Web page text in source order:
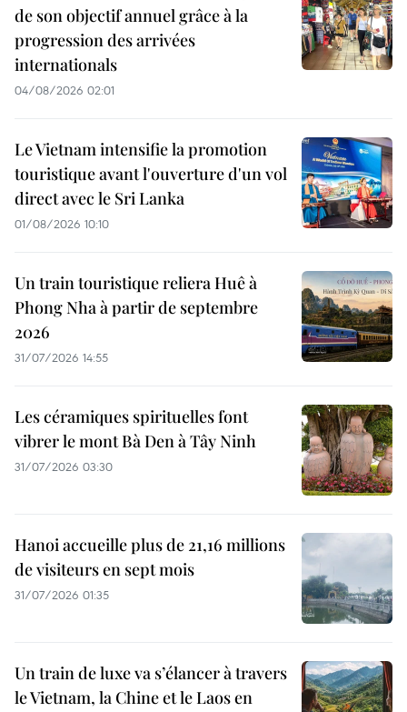
de son objectif annuel grâce à la
progression des arrivées
internationals
04/08/2026 02:01
Le Vietnam intensifie la promotion
touristique avant l'ouverture d'un vol
direct avec le Sri Lanka
01/08/2026 10:10
Un train touristique reliera Huê à
Phong Nha à partir de septembre
2026
31/07/2026 14:55
Les céramiques spirituelles font
vibrer le mont Bà Den à Tây Ninh
31/07/2026 03:30
Hanoi accueille plus de 21,16 millions
de visiteurs en sept mois ​
31/07/2026 01:35
Un train de luxe va s’élancer à travers
le Vietnam, la Chine et le Laos en